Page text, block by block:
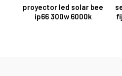
proyector led solar bee
ip66 300w 6000k